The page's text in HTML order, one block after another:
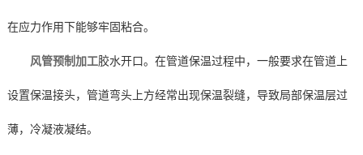
在应力作用下能够牢固粘合。
风管预制加工胶水开口。在管道保温过程中，一般要求在管道上
设置保温接头，管道弯头上方经常出现保温裂缝，导致局部保温层过
薄，冷凝液凝结。